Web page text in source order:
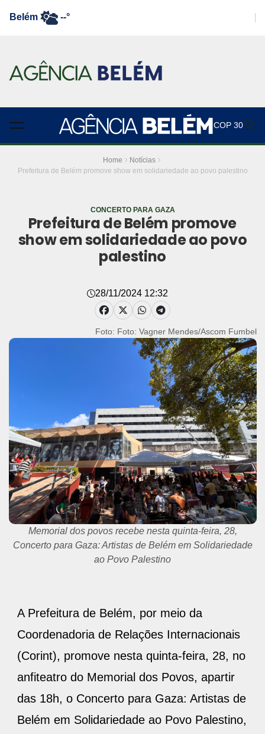
Belém --°
COP 30
Home
Notícias
Prefeitura de Belém promove show em solidariedade ao povo palestino
CONCERTO PARA GAZA
Prefeitura de Belém promove
show em solidariedade ao povo
palestino
28/11/2024 12:32
Foto: Foto: Vagner Mendes/Ascom Fumbel
Memorial dos povos recebe nesta quinta-feira, 28,
Concerto para Gaza: Artistas de Belém em Solidariedade
ao Povo Palestino
A Prefeitura de Belém, por meio da
Coordenadoria de Relações Internacionais
(Corint), promove nesta quinta-feira, 28, no
anfiteatro do Memorial dos Povos, apartir
das 18h, o Concerto para Gaza: Artistas de
Belém em Solidariedade ao Povo Palestino,